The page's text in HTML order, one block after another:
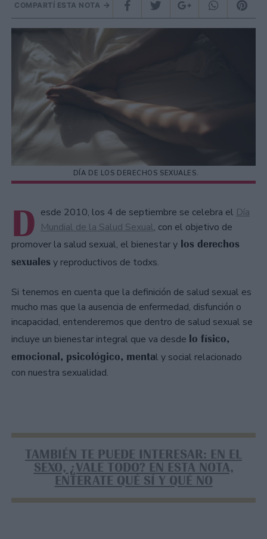
COMPARTÍ ESTA NOTA
DÍA DE LOS DERECHOS SEXUALES.
D esde 2010, los 4 de septiembre se celebra el Día
Mundial de la Salud Sexual, con el objetivo de
promover la salud sexual, el bienestar y los derechos
sexuales y reproductivos de todxs.
Si tenemos en cuenta que la definición de salud sexual es
mucho mas que la ausencia de enfermedad, disfunción o
incapacidad, entenderemos que dentro de salud sexual se
incluye un bienestar integral que va desde lo físico,
emocional, psicológico, mental y social relacionado
con nuestra sexualidad.
TAMBIÉN TE PUEDE INTERESAR: EN EL
SEXO, ¿VALE TODO? EN ESTA NOTA,
ENTERATE QUÉ SÍ Y QUÉ NO